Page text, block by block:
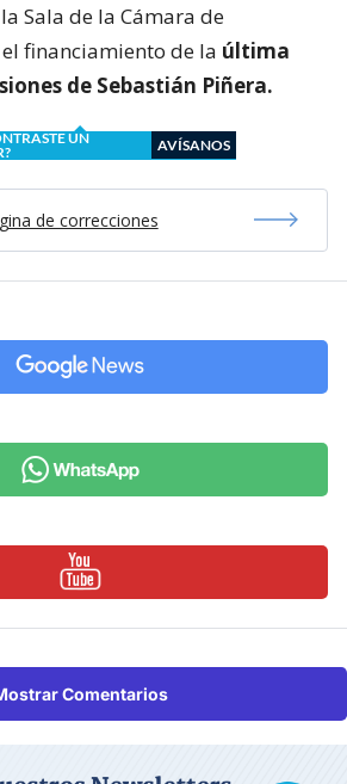
Sala de la Cámara de
financiamiento de la última
de Sebastián Piñera.
UN
AVÍSANOS
de correcciones
Comentarios